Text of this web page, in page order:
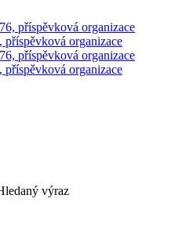
organizace
organizace
výraz